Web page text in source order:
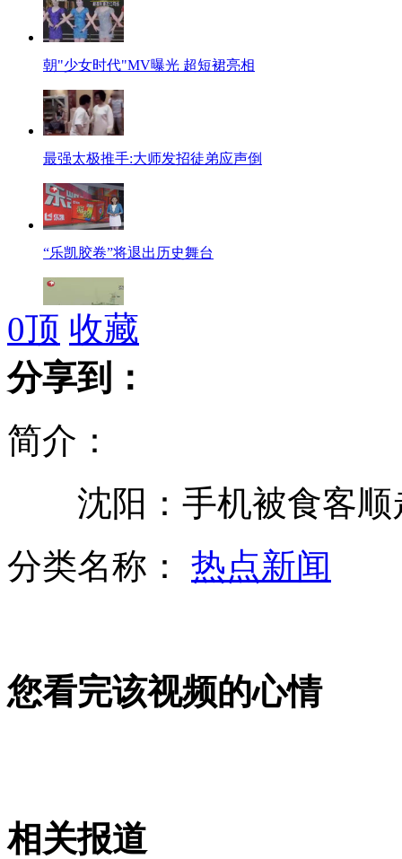
朝"少女时代"MV曝光 超短裙亮相
最强太极推手:大师发招徒弟应声倒
“乐凯胶卷”将退出历史舞台
中国海事“海巡31”船首访美国
实拍醉酒大爷上马路指挥交通
0顶 收藏
分享到：
简介：
沈阳：手机被食客顺
分类名称： 热点新闻
您看完该视频的心情
相关报道